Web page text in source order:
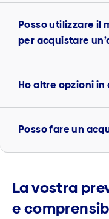
Posso utilizzare il
per acquistare
Ho altre opzioni
Posso fare un
La vostra
e